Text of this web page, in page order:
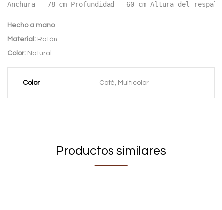
Anchura - 78 cm Profundidad - 60 cm Altura del
Hecho a mano
Material: Ratán
Color: Natural
Color Café, Multicolor
Productos similares